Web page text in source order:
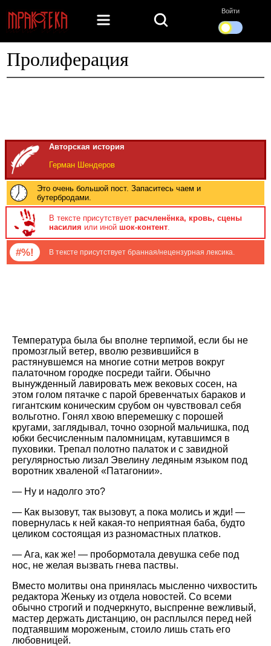
Войти
Пролиферация
Авторская история
Герман Шендеров
Это очень большой пост. Запаситесь чаем и
бутербродами.
В тексте присутствуетрасчленёнка, кровь, сцены
насилия или иной шок-контент.
#%! В тексте присутствует бранная/нецензурная лексика.
Температура была бы вполне терпимой, если бы не
промозглый ветер, вволю резвившийся в
растянувшемся на многие сотни метров вокруг
палаточном городке посреди тайги. Обычно
вынужденный лавировать меж вековых сосен, на
этом голом пятачке с парой бревенчатых бараков и
гигантским коническим срубом он чувствовал себя
вольготно. Гонял хвою вперемешку с порошей
кругами, заглядывал, точно озорной мальчишка, под
юбки бесчисленным паломницам, кутавшимся в
пуховики. Трепал полотно палаток и с завидной
регулярностью лизал Эвелину ледяным языком под
воротник хваленой
Патагонии
.
— Ну и надолго это?
— Как вызовут, так вызовут, а пока молись и жди! —
повернулась к ней какая-то неприятная баба, будто
целиком состоящая из разномастных платков.
— Ага, как же! — пробормотала девушка себе под
нос, не желая вызвать гнева паствы.
Вместо молитвы она принялась мысленно чихвостить
редактора Женьку из отдела новостей. Со всеми
обычно строгий и подчеркнуто, выспренне вежливый,
мастер держать дистанцию, он расплылся перед ней
подтаявшим мороженым, стоило лишь стать его
любовницей.